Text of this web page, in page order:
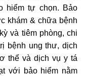
hiểm tự chọn. Bảo
khám & chữa bệnh
và tiêm phòng, chi
bệnh ung thư, dịch
thể và dịch vụ y tá
với bảo hiểm nằm